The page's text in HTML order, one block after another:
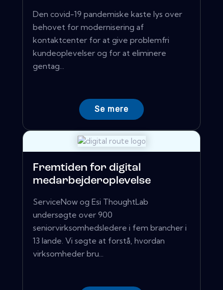
Den covid-19 pandemiske kaste lys over
behovet for modernisering af
kontaktcenter for at give problemfri
kundeoplevelser og for at eliminere
gentag...
Se mere
Fremtiden for digital
medarbejderoplevelse
ServiceNow og Esi ThoughtLab
undersøgte over 900
seniorvirksomhedsledere i fem brancher i
13 lande. Vi søgte at forstå, hvordan
virksomheder bru...